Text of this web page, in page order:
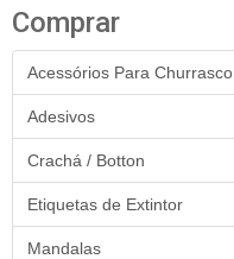
Comprar
Acessórios Para Churrasco
Adesivos
Crachá / Botton
Etiquetas de Extintor
Mandalas